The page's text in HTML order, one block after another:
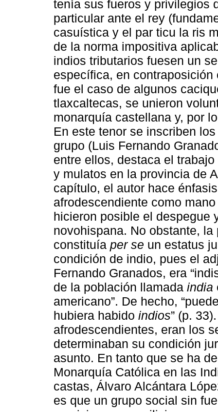
tenía sus fueros y privilegios
particular ante el rey
casuística y el par ticu la ris
de la norma impositiva
indios tributarios fuesen un
específica, en
fue el caso de algunos
tlaxcaltecas, se unieron
monarquía castellana y, por
En este tenor se inscriben
grupo (Luis Fernando
entre ellos, destaca el
y mulatos en la provincia de
capítulo, el autor hace
afrodescendiente como
hicieron posible el despegue
novohispana. No obstante,
constituía per se un estatus
condición de indio, pues el
Fernando Granados, era
de la población llamada india
americano”. De hecho,
hubiera habido indios” (p.
afrodescendientes, eran los
determinaban su condición
asunto. En tanto que se ha
Monarquía Católica en las
castas, Álvaro Alcántara
es que un grupo social sin